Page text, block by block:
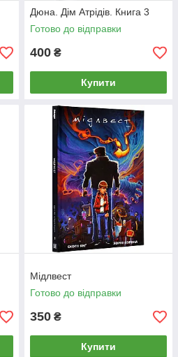
Дюна. Дім Атрідів. Книга 3
Готово до відправки
400 ₴
Купити
Мідлвест
Готово до відправки
350 ₴
Купити